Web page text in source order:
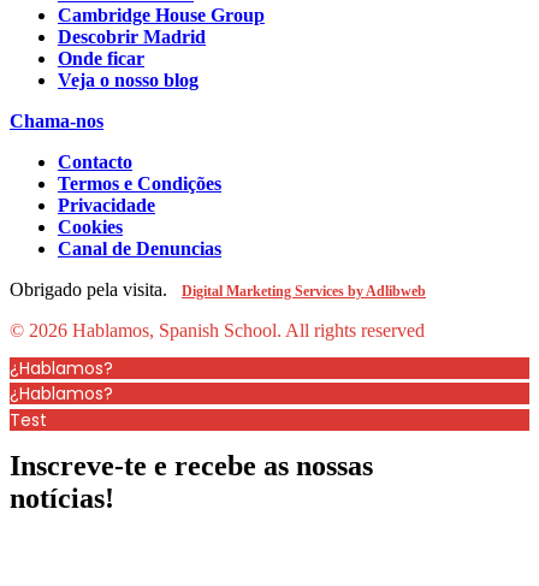
Cambridge House Group
Descobrir Madrid
Onde ficar
Veja o nosso blog
Chama-nos
Contacto
Termos e Condições
Privacidade
Cookies
Canal de Denuncias
Obrigado pela visita.
Digital Marketing Services by Adlibweb
© 2026 Hablamos, Spanish School. All rights reserved
¿Hablamos?
¿Hablamos?
Test
Inscreve-te e recebe as nossas
notícias!